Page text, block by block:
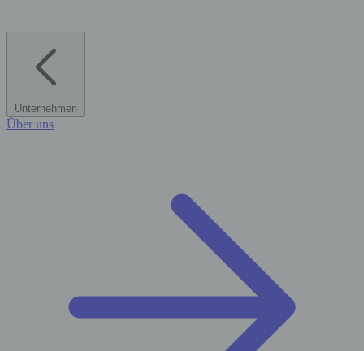
Unternehmen
Über uns